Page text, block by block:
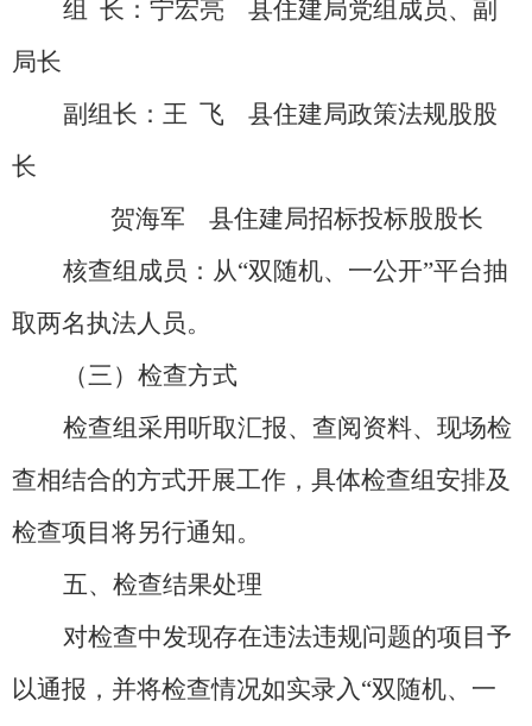
组 长：宁宏亮
县住建局党组成员、副
局长
副组长：王 飞
县住建局政策法规股股
长
贺海军
县住建局招标投标股股长
核查组成员：从“双随机、一公开”平台抽
取两名执法人员。
（三） 检查方式
检查组采用听取汇报、查阅资料、现场检
查相结合的方式开展工作，具体检查组安排及
检查项目将另行通知。
五、检查结果处理
对检查中发现存在违法违规问题的项目予
以通报，并将检查情况如实录入“双随机、一